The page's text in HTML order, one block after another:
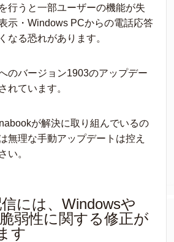
行うと一部ユーザーの機能が失
示・Windows PCからの電話応答
なる恐れがあります。
のバージョン1903のアップデー
れています。
が解決に取り組んでいるの
無理な手動アップデートは控え
い。
には、Windowsや
弱性に関する修正が
す